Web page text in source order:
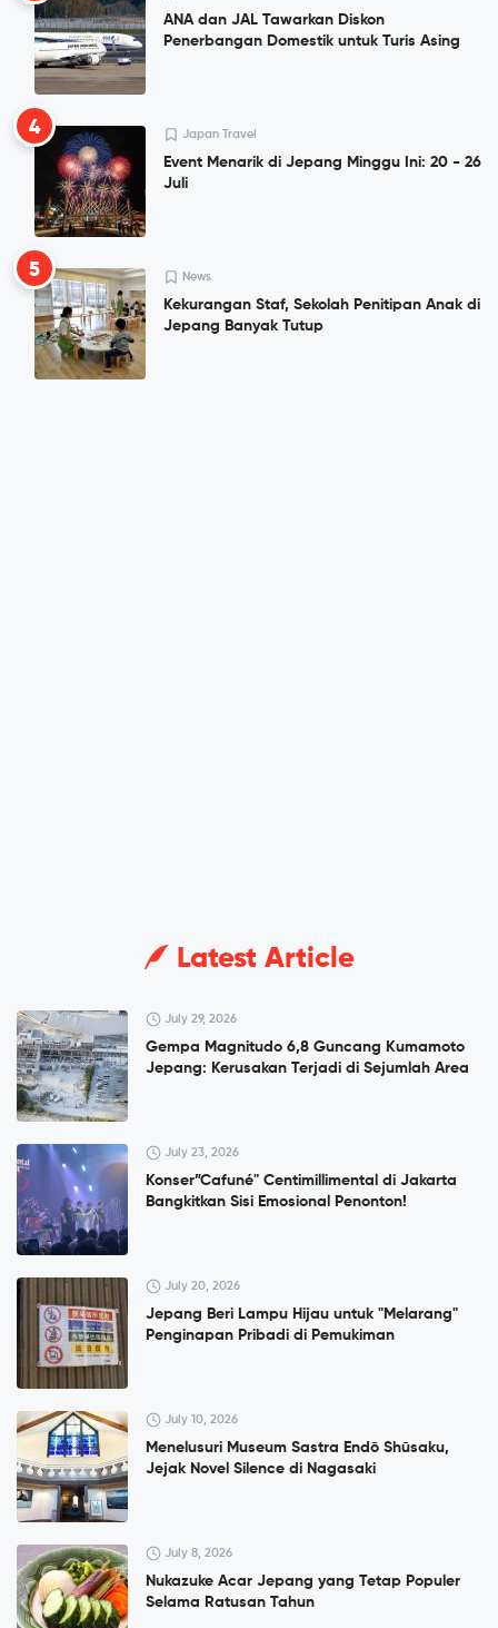
ANA dan JAL Tawarkan Diskon
Penerbangan Domestik untuk Turis Asing
4 Japan Travel
Event Menarik di Jepang Minggu Ini: 20 - 26
Juli
5 News
Kekurangan Staf, Sekolah Penitipan Anak di
Jepang Banyak Tutup
Latest Article
July 29, 2026
Gempa Magnitudo 6,8 Guncang Kumamoto
Jepang: Kerusakan Terjadi di Sejumlah Area
July 23, 2026
Konser”Cafuné" Centimillimental di Jakarta
Bangkitkan Sisi Emosional Penonton!
July 20, 2026
Jepang Beri Lampu Hijau untuk "Melarang"
Penginapan Pribadi di Pemukiman
July 10, 2026
Menelusuri Museum Sastra Endō Shūsaku,
Jejak Novel Silence di Nagasaki
July 8, 2026
Nukazuke Acar Jepang yang Tetap Populer
Selama Ratusan Tahun